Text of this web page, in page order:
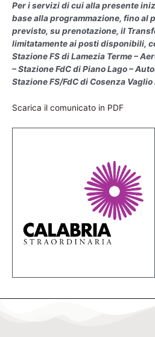
Per i servizi di cui alla presente
base alla programmazione, fino al
previsto, su prenotazione, il
limitatamente ai posti disponibili,
Stazione FS di Lamezia Terme –
– Stazione FdC di Piano Lago –
Stazione FS/FdC di Cosenza Vaglio
Scarica il comunicato in PDF